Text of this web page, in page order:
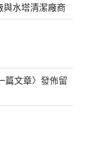
水塔清潔廠商
篇文章〉發佈留